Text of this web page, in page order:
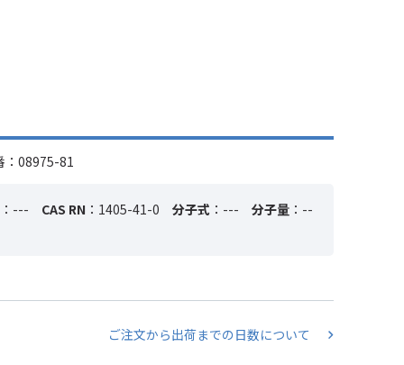
08975-81
：--- CAS RN ：1405-41-0 分子式 ：--- 分子量 ：--
ご注文から出荷までの日数について